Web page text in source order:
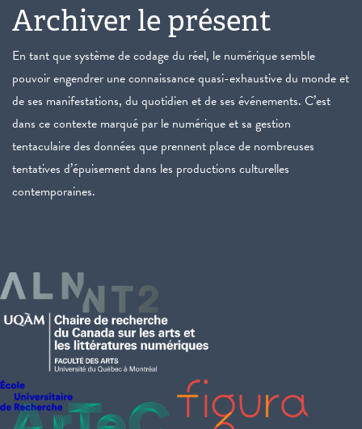
Archiver le présent
En tant que système de codage du réel, le numérique semble
pouvoir engendrer une connaissance quasi-exhaustive du monde et
de ses manifestations, du quotidien et de ses événements. C’est
dans ce contexte marqué par le numérique et sa gestion
tentaculaire des données que prennent place de nombreuses
tentatives d’épuisement dans les productions culturelles
contemporaines.